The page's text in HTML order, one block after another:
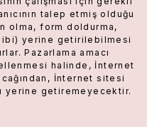
talep etmiş olduğu
olma, form doldurma,
yerine getirilebilmesi
Pazarlama amacı
halinde, İnternet
İnternet sitesi
yerine getiremeyecektir.